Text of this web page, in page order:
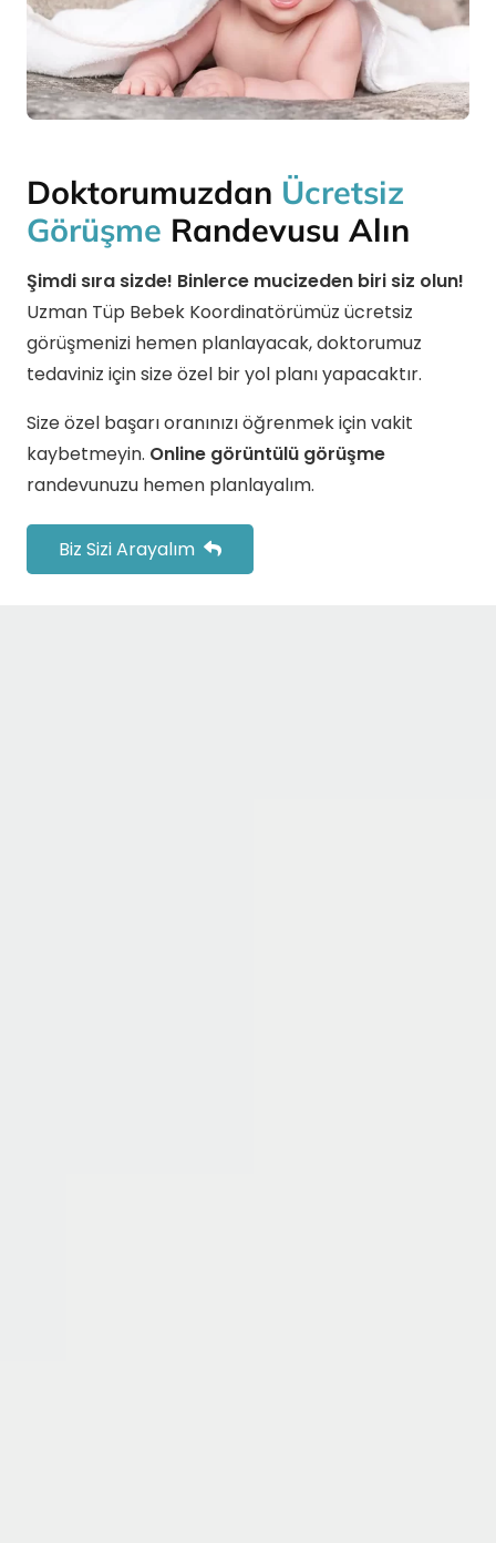
Doktorumuzdan Ücretsiz
Görüşme Randevusu Alın
Şimdi sıra sizde! Binlerce mucizeden biri siz olun!
Uzman Tüp Bebek Koordinatörümüz ücretsiz
görüşmenizi hemen planlayacak, doktorumuz
tedaviniz için size özel bir yol planı yapacaktır.
Size özel başarı oranınızı öğrenmek için vakit
kaybetmeyin. Online görüntülü görüşme
randevunuzu hemen planlayalım.
Biz Sizi Arayalım